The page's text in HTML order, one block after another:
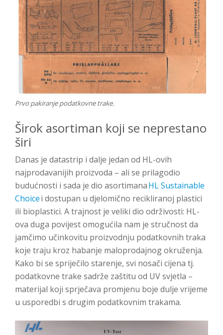
Prvo pakiranje podatkovne trake.
Širok asortiman koji se neprestano
širi
Danas je datastrip i dalje jedan od HL-ovih
najprodavanijih proizvoda – ali se prilagodio
budućnosti i sada je dio asortimanaHL Sustainable
Choicei dostupan u djelomično recikliranoj plastici
ili bioplastici. A trajnost je veliki dio održivosti: HL-
ova duga povijest omogućila nam je stručnost da
jamčimo učinkovitu proizvodnju podatkovnih traka
koje traju kroz habanje maloprodajnog okruženja.
Kako bi se spriječilo starenje, svi nosači cijena tj.
podatkovne trake sadrže zaštitu od UV svjetla –
materijal koji sprječava promjenu boje dulje vrijeme
u usporedbi s drugim podatkovnim trakama.